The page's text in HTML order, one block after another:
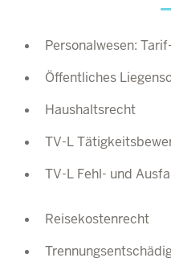
Personalwesen:
Öffentliches
Haushaltsrecht
TV-L
TV-L Fehl- und
Reisekostenrecht